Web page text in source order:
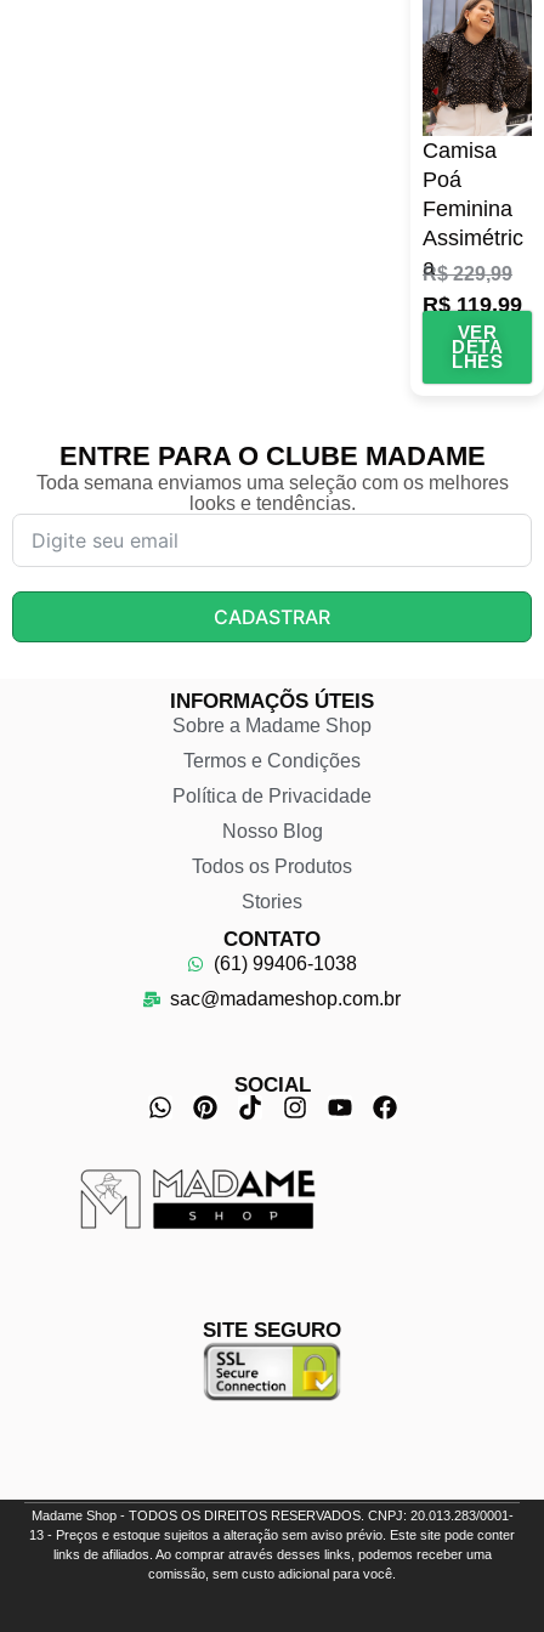
Camisa
Poá
Feminina
Assimétric
a
R$229,99
R$119,99
VER
DETA
LHES
ENTRE PARA O CLUBE MADAME
Toda semana enviamos uma seleção com os melhores
looks e tendências.
CADASTRAR
INFORMAÇÕS ÚTEIS
Sobre a Madame Shop
Termos e Condições
Política de Privacidade
Nosso Blog
Todos os Produtos
Stories
CONTATO
(61) 99406-1038
sac@madameshop.com.br
SOCIAL
SITE SEGURO
Madame Shop - TODOS OS DIREITOS RESERVADOS. CNPJ: 20.013.283/0001-
13 - Preços e estoque sujeitos a alteração sem aviso prévio. Este site pode conter
links de afiliados. Ao comprar através desses links, podemos receber uma
comissão, sem custo adicional para você.